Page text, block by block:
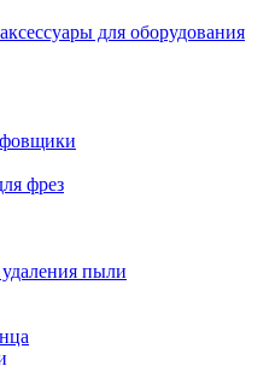
для оборудования
фрез
пыли